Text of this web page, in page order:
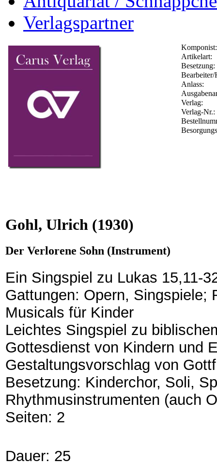
Verlagspartner
Komponist:
Artikelart:
Besetzung:
Bearbeiter/
Anlass:
Verlag:
Verlag-Nr.:
Gohl, Ulrich (1930)
Der Verlorene Sohn (Instrument)
Ein Singspiel zu Lukas 15,11-
Gattungen: Opern, Singspiele;
Musicals für Kinder
Leichtes Singspiel zu
Gottesdienst von Kindern und
Gestaltungsvorschlag von
Besetzung: Kinderchor, Soli,
Rhythmusinstrumenten (auch
Seiten: 2
Dauer: 25